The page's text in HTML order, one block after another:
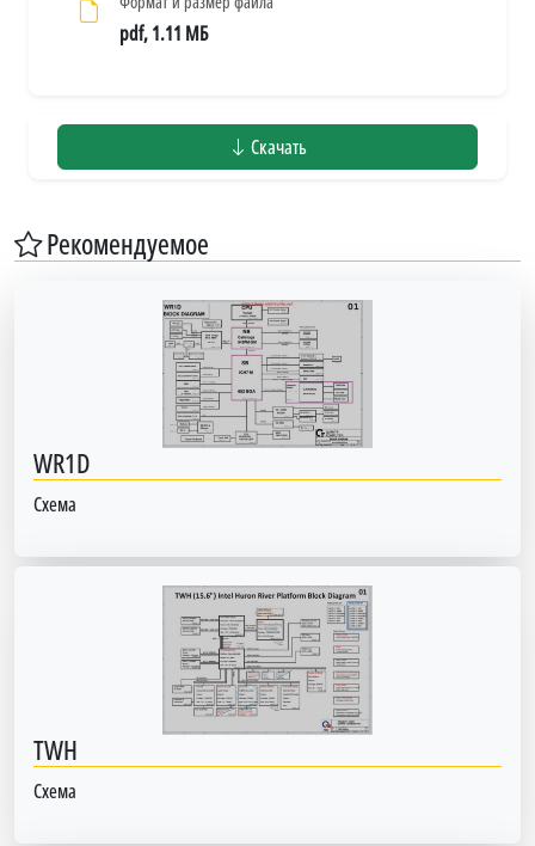
pdf, 1.11 МБ
Скачать
Рекомендуемое
WR1D
Схема
TWH
Схема